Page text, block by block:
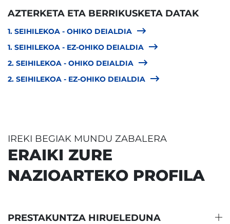
AZTERKETA ETA BERRIKUSKETA DATAK
1. SEIHILEKOA - OHIKO DEIALDIA
1. SEIHILEKOA - EZ-OHIKO DEIALDIA
2. SEIHILEKOA - OHIKO DEIALDIA
2. SEIHILEKOA - EZ-OHIKO DEIALDIA
IREKI BEGIAK MUNDU ZABALERA
ERAIKI ZURE
NAZIOARTEKO PROFILA
PRESTAKUNTZA HIRUELEDUNA